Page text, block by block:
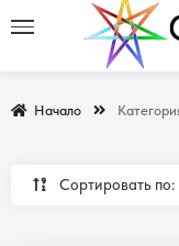
Начало
Сортировать